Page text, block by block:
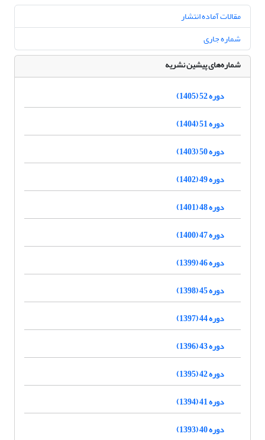
مقالات آماده انتشار
شماره جاری
شماره‌های پیشین نشریه
دوره 52 (1405)
دوره 51 (1404)
دوره 50 (1403)
دوره 49 (1402)
دوره 48 (1401)
دوره 47 (1400)
دوره 46 (1399)
دوره 45 (1398)
دوره 44 (1397)
دوره 43 (1396)
دوره 42 (1395)
دوره 41 (1394)
دوره 40 (1393)